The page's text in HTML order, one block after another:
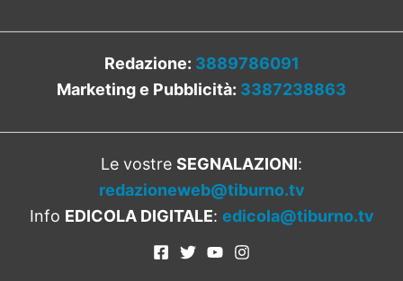
Redazione: 3889786091
Marketing e Pubblicità: 3387238863
Le vostre SEGNALAZIONI:
redazioneweb@tiburno.tv
Info EDICOLA DIGITALE: edicola@tiburno.tv